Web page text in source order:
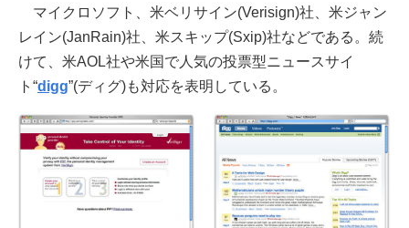
マイクロソフト、米ベリサイン(Verisign)社、米ジャン
レイン(JanRain)社、米スキップ(Sxip)社などである。続
けて、米AOL社や米国で人気の投票型ニュースサイ
ト“digg”(ディグ)も対応を表明している。